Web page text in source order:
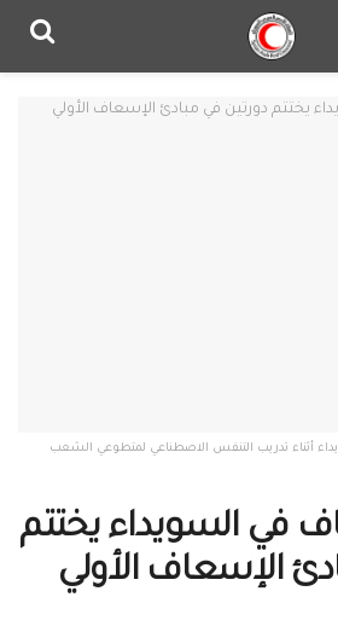
أثناء تدريب التنفس الاصطناعي لمتطوعي الشعب
في السويداء يختتم
الإسعاف الأولي